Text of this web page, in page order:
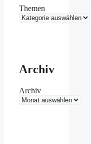
Themen
Archiv
Archiv